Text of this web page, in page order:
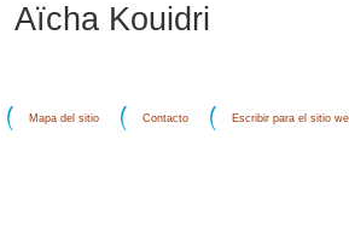
Aïcha Kouidri
Mapa del sitio Contacto Escribir para el sitio